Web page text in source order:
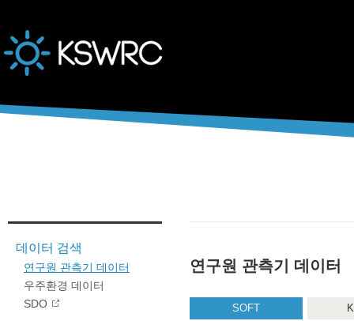
데이터 검색
연구원 관측기 데이터
우주환경 데이터
SDO
연구원 관측기 데이터
SOFT